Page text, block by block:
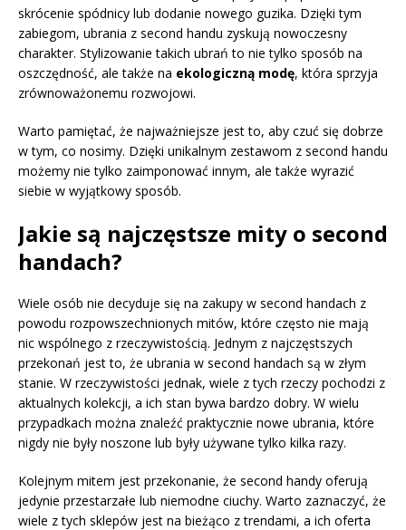
skrócenie spódnicy lub dodanie nowego guzika. Dzięki tym
zabiegom, ubrania z second handu zyskują nowoczesny
charakter. Stylizowanie takich ubrań to nie tylko sposób na
oszczędność, ale także na ekologiczną modę, która sprzyja
zrównoważonemu rozwojowi.
Warto pamiętać, że najważniejsze jest to, aby czuć się dobrze
w tym, co nosimy. Dzięki unikalnym zestawom z second handu
możemy nie tylko zaimponować innym, ale także wyrazić
siebie w wyjątkowy sposób.
Jakie są najczęstsze mity o second
handach?
Wiele osób nie decyduje się na zakupy w second handach z
powodu rozpowszechnionych mitów, które często nie mają
nic wspólnego z rzeczywistością. Jednym z najczęstszych
przekonań jest to, że ubrania w second handach są w złym
stanie. W rzeczywistości jednak, wiele z tych rzeczy pochodzi z
aktualnych kolekcji, a ich stan bywa bardzo dobry. W wielu
przypadkach można znaleźć praktycznie nowe ubrania, które
nigdy nie były noszone lub były używane tylko kilka razy.
Kolejnym mitem jest przekonanie, że second handy oferują
jedynie przestarzałe lub niemodne ciuchy. Warto zaznaczyć, że
wiele z tych sklepów jest na bieżąco z trendami, a ich oferta